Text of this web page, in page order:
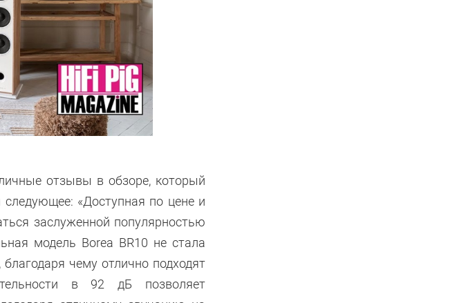
отзывы в обзоре, который
«Доступная по цене и
заслуженной популярностью
модель Borea BR10 не стала
чему отлично подходят
в 92 дБ позволяет